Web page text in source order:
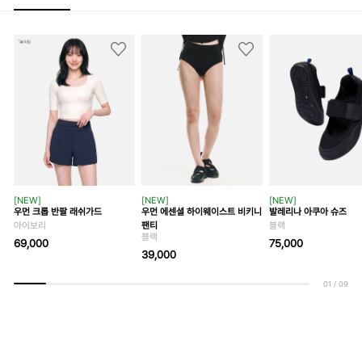
[NEW]
우먼 크롭 반팔 래쉬가드
아이보리
69,000
[NEW]
우먼 에센셜 하이웨이스트 비키니
팬티
블랙
39,000
[NEW]
발레리나 아쿠아 슈즈
블랙
75,000
01 / 09